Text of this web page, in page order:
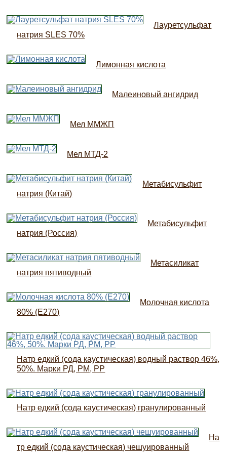
Лауретсульфат
натрия SLES 70%
Лимонная кислота
Малеиновый ангидрид
Мел ММЖП
Мел МТД-2
Метабисульфит
натрия (Китай)
Метабисульфит
натрия (Россия)
Метасиликат
натрия пятиводный
Молочная кислота
80% (Е270)
Натр едкий (сода каустическая) водный раствор 46%,
50%. Марки РД, РМ, РР
Натр едкий (сода каустическая) гранулированный
На
тр едкий (сода каустическая) чешуированный